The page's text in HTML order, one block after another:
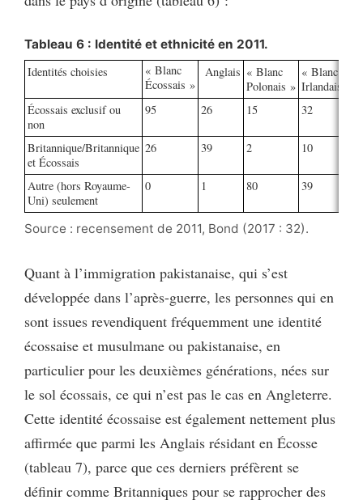
Tableau 6 : Identité et ethnicité en 2011.
Identités choisies
« Blanc
Écossais »
Anglais « Blanc
Polonais »
« Blanc
Irlandais »
Écossais exclusif ou
non
95 26 15 32
Britannique/Britannique
et Écossais
26 39 2 10
Autre (hors Royaume-
Uni) seulement
0 1 80 39
Source : recensement de 2011, Bond (2017 : 32).
Quant à l’immigration pakistanaise, qui s’est
développée dans l’après-guerre, les personnes qui en
sont issues revendiquent fréquemment une identité
écossaise et musulmane ou pakistanaise, en
particulier pour les deuxièmes générations, nées sur
le sol écossais, ce qui n’est pas le cas en Angleterre.
Cette identité écossaise est également nettement plus
affirmée que parmi les Anglais résidant en Écosse
(tableau 7), parce que ces derniers préfèrent se
définir comme Britanniques pour se rapprocher des